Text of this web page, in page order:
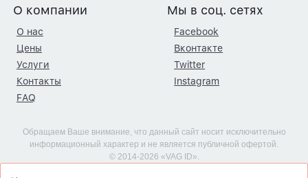
О компании
О нас
Цены
Услуги
Контакты
FAQ
Мы в соц. сетях
Facebook
Вконтакте
Twitter
Instagram
Обращаем Ваше внимание, что данный сайт носит исключительно
информационный характер и не является публичной офертой.
© 2014-2026 «VAG ID».